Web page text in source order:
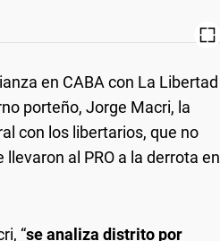
en CABA con La Libertad
porteño, Jorge Macri, la
con los libertarios, que no
al PRO a la derrota en
“se analiza distrito por